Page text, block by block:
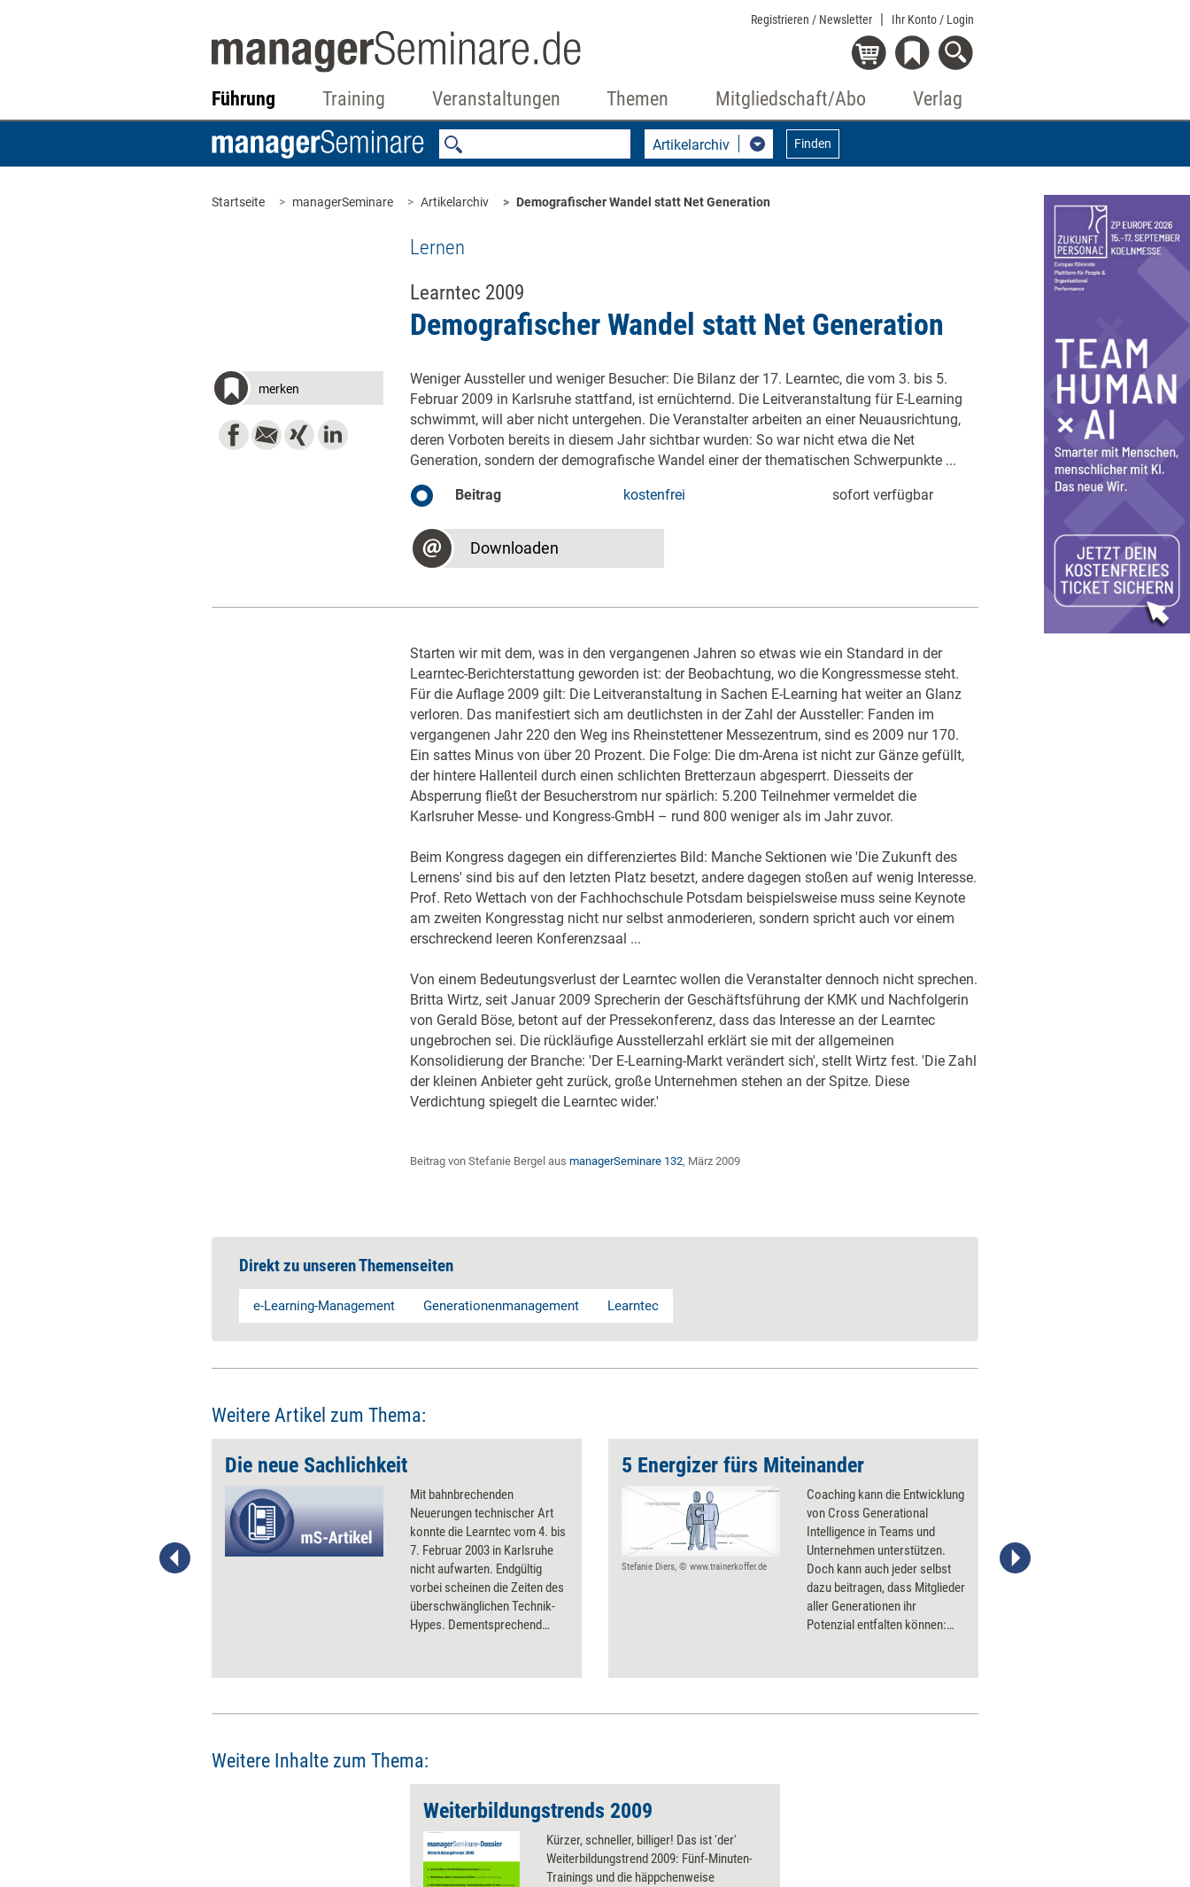
Registrieren / Newsletter Ihr Konto / Login
Führung Training Veranstaltungen Themen Mitgliedschaft/Abo Verlag
Artikelarchiv Finden
Startseite managerSeminare Artikelarchiv Demografischer Wandel statt Net Generation
Lernen
Learntec 2009
Demografischer Wandel statt Net Generation
merken
Weniger Aussteller und weniger Besucher: Die Bilanz der 17. Learntec, die vom 3. bis 5.
Februar 2009 in Karlsruhe stattfand, ist ernüchternd. Die Leitveranstaltung für E-Learning
schwimmt, will aber nicht untergehen. Die Veranstalter arbeiten an einer Neuausrichtung,
deren Vorboten bereits in diesem Jahr sichtbar wurden: So war nicht etwa die Net
Generation, sondern der demografische Wandel einer der thematischen Schwerpunkte ...
Beitrag kostenfrei sofort verfügbar
Downloaden
Starten wir mit dem, was in den vergangenen Jahren so etwas wie ein Standard in der
Learntec-Berichterstattung geworden ist: der Beobachtung, wo die Kongressmesse steht.
Für die Auflage 2009 gilt: Die Leitveranstaltung in Sachen E-Learning hat weiter an Glanz
verloren. Das manifestiert sich am deutlichsten in der Zahl der Aussteller: Fanden im
vergangenen Jahr 220 den Weg ins Rheinstettener Messezentrum, sind es 2009 nur 170.
Ein sattes Minus von über 20 Prozent. Die Folge: Die dm-Arena ist nicht zur Gänze gefüllt,
der hintere Hallenteil durch einen schlichten Bretterzaun abgesperrt. Diesseits der
Absperrung fließt der Besucherstrom nur spärlich: 5.200 Teilnehmer vermeldet die
Karlsruher Messe- und Kongress-GmbH – rund 800 weniger als im Jahr zuvor.
Beim Kongress dagegen ein differenziertes Bild: Manche Sektionen wie 'Die Zukunft des
Lernens' sind bis auf den letzten Platz besetzt, andere dagegen stoßen auf wenig Interesse.
Prof. Reto Wettach von der Fachhochschule Potsdam beispielsweise muss seine Keynote
am zweiten Kongresstag nicht nur selbst anmoderieren, sondern spricht auch vor einem
erschreckend leeren Konferenzsaal ...
Von einem Bedeutungsverlust der Learntec wollen die Veranstalter dennoch nicht sprechen.
Britta Wirtz, seit Januar 2009 Sprecherin der Geschäftsführung der KMK und Nachfolgerin
von Gerald Böse, betont auf der Pressekonferenz, dass das Interesse an der Learntec
ungebrochen sei. Die rückläufige Ausstellerzahl erklärt sie mit der allgemeinen
Konsolidierung der Branche: 'Der E-Learning-Markt verändert sich', stellt Wirtz fest. 'Die Zahl
der kleinen Anbieter geht zurück, große Unternehmen stehen an der Spitze. Diese
Verdichtung spiegelt die Learntec wider.'
Beitrag von Stefanie Bergel aus managerSeminare 132, März 2009
Direkt zu unseren Themenseiten
e-Learning-Management Generationenmanagement Learntec
Weitere Artikel zum Thema:
Die neue Sachlichkeit
Mit bahnbrechenden
Neuerungen technischer Art
konnte die Learntec vom 4. bis
7. Februar 2003 in Karlsruhe
nicht aufwarten. Endgültig
vorbei scheinen die Zeiten des
überschwänglichen Technik-
Hypes. Dementsprechend
Learning lockt die Trainergilde
5 Energizer fürs Miteinander
Stefanie Diers, © www.trainerkoffer.de
Coaching kann die Entwicklung
von Cross Generational
Intelligence in Teams und
Unternehmen unterstützen.
Doch kann auch jeder selbst
dazu beitragen, dass Mitglieder
aller Generationen ihr
Potenzial entfalten können:
Stefanie Diers; © www.trainerkoffer.de
Weitere Inhalte zum Thema:
Weiterbildungstrends 2009
Kürzer, schneller, billiger! Das ist 'der'
Weiterbildungstrend 2009: Fünf-Minuten-
Trainings und die häppchenweise